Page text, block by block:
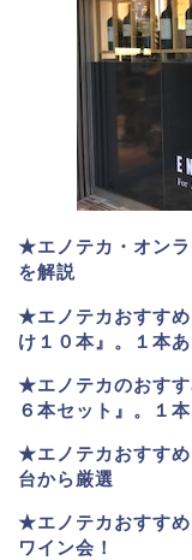
★エノテカ・オンラ
を解説
★エノテカおすす
け１０本』。１本
★エノテカのおすす
６本セット』。
１
★エノテカおすす
台から厳選
★エノテカおすすめ
ワイン会！